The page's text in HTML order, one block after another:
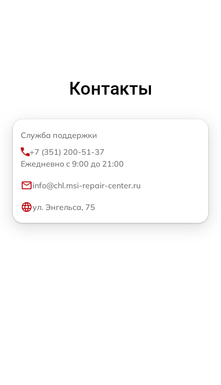
Контакты
Служба поддержки
+7 (351) 200-51-37
Ежедневно с 9:00 до 21:00
info@chl.msi-repair-center.ru
ул. Энгельса, 75